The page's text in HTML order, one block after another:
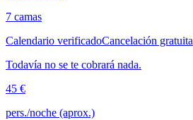
7 camas
Calendario verificadoCancelación gratuita
Todavía no se te cobrará nada.
45 €
pers./noche (aprox.)